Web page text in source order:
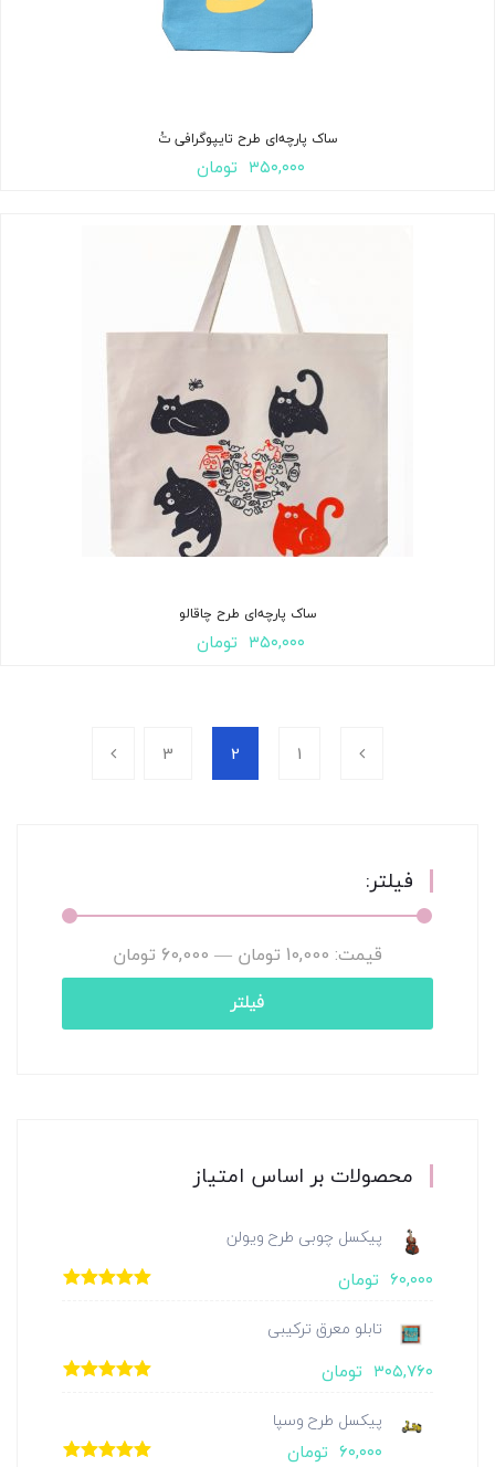
ساک پارچه‌ای طرح تایپوگرافی تُ
۳۵۰,۰۰۰ تومان
ساک پارچه‌ای طرح چاقالو
۳۵۰,۰۰۰ تومان
فیلتر:
فیلتر
قیمت:10,000 تومان —60,000 تومان
محصولات بر اساس امتیاز
پیکسل چوبی طرح ویولن
۶۰,۰۰۰ تومان
تابلو معرق ترکیبی
۳۰۵,۷۶۰ تومان
پیکسل طرح وسپا
۶۰,۰۰۰ تومان